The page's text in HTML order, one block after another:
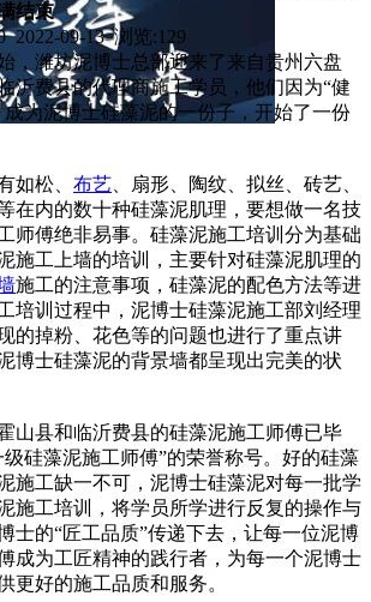
结束
2022-09-13 浏览:129
，潍坊泥博士总部迎来了来自贵州六盘
沂费县的代理商施工学员，他们因为“健
成为泥博士硅藻泥的一份子，开始了一份
如松、 布艺 、扇形、陶纹、拟丝、砖艺、
在内的数十种硅藻泥肌理，要想做一名技
师傅绝非易事。硅藻泥施工培训分为基础
施工上墙的培训，主要针对硅藻泥肌理的
施工的注意事项，硅藻泥的配色方法等进
培训过程中，泥博士硅藻泥施工部刘经理
的掉粉、花色等的问题也进行了重点讲
博士硅藻泥的背景墙都呈现出完美的状
山县和临沂费县的硅藻泥施工师傅已毕
硅藻泥施工师傅”的荣誉称号。好的硅藻
施工缺一不可，泥博士硅藻泥对每一批学
施工培训，将学员所学进行反复的操作与
士的“匠工品质”传递下去，让每一位泥博
成为工匠精神的践行者，为每一个泥博士
更好的施工品质和服务。